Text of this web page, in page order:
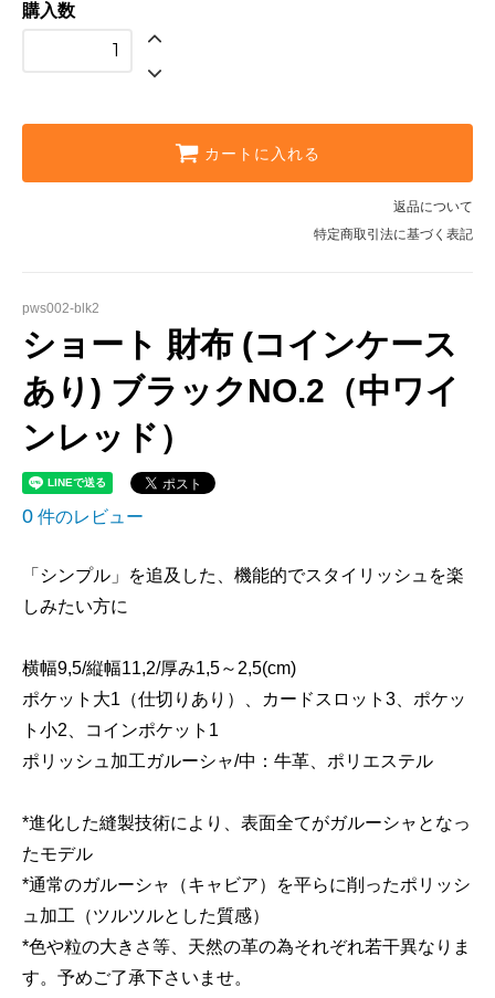
購入数
カートに入れる
返品について
特定商取引法に基づく表記
pws002-blk2
ショート 財布 (コインケース
あり) ブラックNO.2（中ワイ
ンレッド）
0 件のレビュー
「シンプル」を追及した、機能的でスタイリッシュを楽
しみたい方に
横幅9,5/縦幅11,2/厚み1,5～2,5(cm)
ポケット大1（仕切りあり）、カードスロット3、ポケッ
ト小2、コインポケット1
ポリッシュ加工ガルーシャ/中：牛革、ポリエステル
*進化した縫製技術により、表面全てがガルーシャとなっ
たモデル
*通常のガルーシャ（キャビア）を平らに削ったポリッシ
ュ加工（ツルツルとした質感）
*色や粒の大きさ等、天然の革の為それぞれ若干異なりま
す。予めご了承下さいませ。